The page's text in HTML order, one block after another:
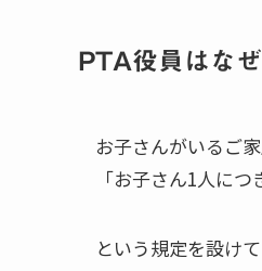
PTA役員はな
お子さんがいるご
「お子さん1人に
という規定を設け